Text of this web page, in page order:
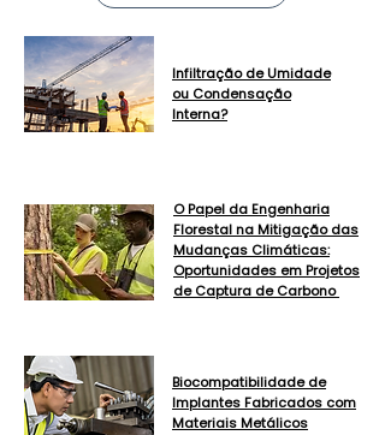
Infiltração de Umidade
ou Condensação
Interna?
O Papel da Engenharia
Florestal na Mitigação das
Mudanças Climáticas:
Oportunidades em Projetos
de Captura de Carbono
Biocompatibilidade de
Implantes Fabricados com
Materiais Metálicos